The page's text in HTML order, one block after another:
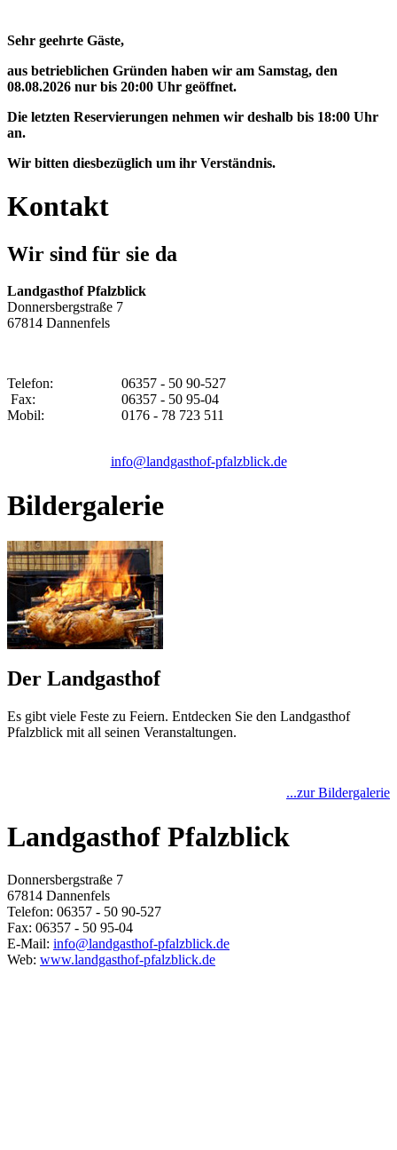
Sehr geehrte Gäste,
aus betrieblichen Gründen haben wir am Samstag, den
08.08.2026 nur bis 20:00 Uhr geöffnet.
Die letzten Reservierungen nehmen wir deshalb bis 18:00 Uhr
an.
Wir bitten diesbezüglich um ihr Verständnis.
Kontakt
Wir sind für sie da
Landgasthof Pfalzblick
Donnersbergstraße 7
67814 Dannenfels
Telefon:
06357 - 50 90-527
Fax:
06357 - 50 95-04
Mobil:
0176 - 78 723 511
info@landgasthof-pfalzblick.de
Bildergalerie
Der Landgasthof
Es gibt viele Feste zu Feiern. Entdecken Sie den Landgasthof
Pfalzblick mit all seinen Veranstaltungen.
...zur Bildergalerie
Landgasthof Pfalzblick
Donnersbergstraße 7
67814 Dannenfels
Telefon: 06357 - 50 90-527
Fax: 06357 - 50 95-04
E-Mail: info@landgasthof-pfalzblick.de
Web: www.landgasthof-pfalzblick.de